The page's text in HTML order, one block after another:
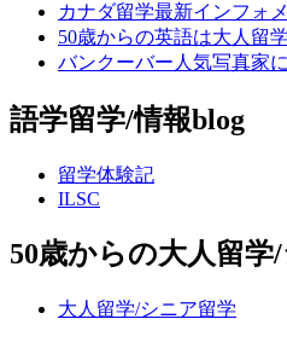
カナダ留学最新インフォ
50歳からの英語は大人留
バンクーバー人気写真家
語学留学/情報blog
留学体験記
ILSC
50歳からの大人留学
大人留学/シニア留学